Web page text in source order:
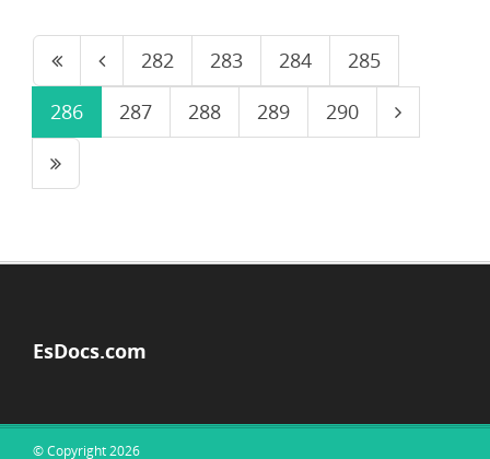
282 283 284
285
286
287 288 289 290
EsDocs.com
© Copyright 2026